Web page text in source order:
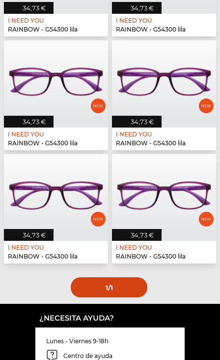
34,73 €
I NEED YOU
RAINBOW - G54300 lila
34,73 €
I NEED YOU
RAINBOW - G54300 lila
34,73 €
I NEED YOU
RAINBOW - G54300 lila
34,73 €
I NEED YOU
RAINBOW - G54300 lila
34,73 €
I NEED YOU
RAINBOW - G54300 lila
34,73 €
I NEED YOU
RAINBOW - G54300 lila
1/1
¿NECESITA AYUDA?
Lunes - Viernes 9-18h
Centro de ayuda